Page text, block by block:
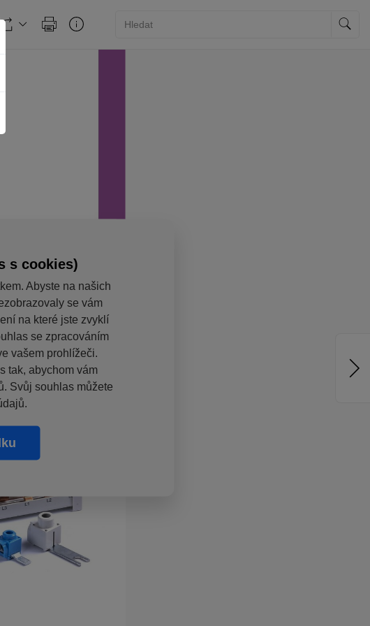
s cookies)
Abyste na našich
se vám
na které jste zvyklí
se zpracováním
vašem prohlížeči.
tak, abychom vám
Svůj souhlas můžete